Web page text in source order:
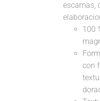
escamas,
100
con